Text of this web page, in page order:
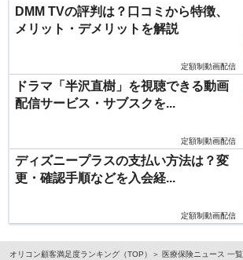
DMM TVの評判は？口コミから特徴、
メリット・デメリットを解説
定額制動画配信
ドラマ「半沢直樹」を視聴できる動画
配信サービス・サブスクを...
定額制動画配信
ディズニープラスの支払い方法は？変
更・確認手順などを入会経...
定額制動画配信
オリコン顧客満足度ランキング（TOP） 医療保険ニュース 一覧